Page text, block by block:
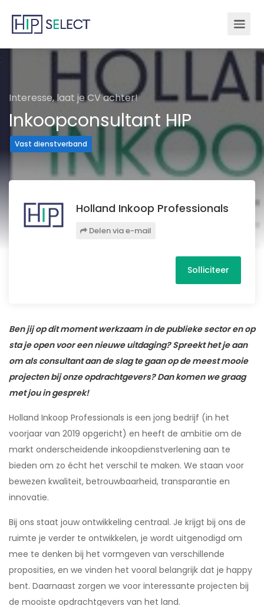
Interesse, laat je CV achter!
Inkoopconsultant HIP
Vast dienstverband
Holland Inkoop Professionals
Delen via e-mail
Solliciteer
Ben jij op dit moment werkzaam in de publieke sector en op
sta je open voor een nieuwe uitdaging? Spreekt het je aan
om als consultant aan de slag te gaan op de meest mooie
projecten bij onze opdrachtgevers? Dan komen we graag
met jou in gesprek!
Holland Inkoop Professionals is een jong bedrijf (in het
voorjaar van 2019 opgericht) en heeft de ambitie om de
markt onderscheidende inkoopdienstverlening aan te
bieden om zo écht het verschil te maken. We staan voor
bewezen kwaliteit, betrouwbaarheid, transparantie en
innovatie.
Bij ons staat jouw ontwikkeling centraal. Je krijgt bij ons de
ruimte je verder te ontwikkelen, je wordt uitgenodigd om
mee te denken bij het vormgeven van verschillende
proposities, en we vinden het vooral belangrijk dat je happy
bent. Daarnaast zorgen we voor interessante projecten bij
de mooiste opdrachtgevers van het land.